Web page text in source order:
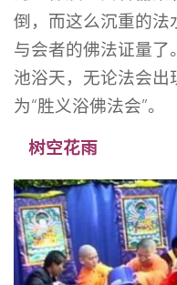
倒，而这么沉重的法
与会者的佛法证量了
池浴天，无论法会出
为“胜义浴佛法会”。
树空花雨